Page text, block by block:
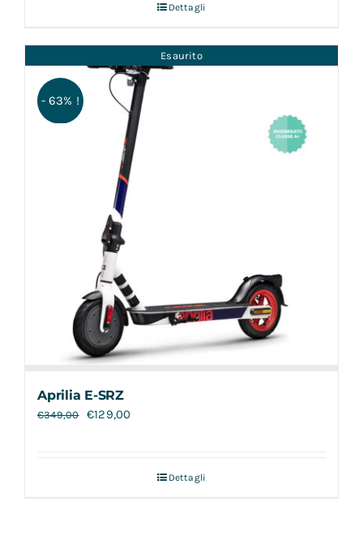
Dettagli
Esaurito
- 63% !
Aprilia E-SRZ
€349,00 €129,00
Dettagli